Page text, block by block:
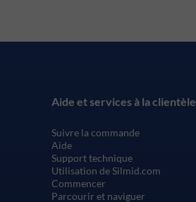
Aide et services à la clientèle
Suivre la commande
Aide
Support technique
Utilisation de Silmid.com
Commencer
Parcourir et naviguer